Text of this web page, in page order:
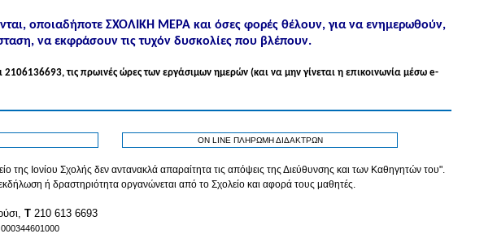
οποιαδήποτε ΣΧΟΛΙΚΗ ΜΕΡΑ και όσες φορές θέλουν, για να ενημερωθούν,
να εκφράσουν τις τυχόν δυσκολίες που βλέπουν.
2106136693, τις πρωινές ώρες των εργάσιμων ημερών (και να μην γίνεται η επικοινωνία μέσω e-
ON LINE ΠΛΗΡΩΜΗ ΔΙΔΑΚΤΡΩΝ
της Ιονίου Σχολής δεν αντανακλά απαραίτητα τις απόψεις της Διεύθυνσης και των Καθηγητών του".
ή δραστηριότητα οργανώνεται από το Σχολείο και αφορά τους μαθητές.
T210 613 6693